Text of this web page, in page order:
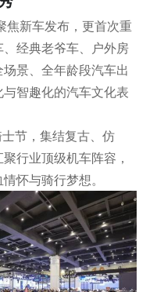
焦新车发布，更首次重
经典老爷车、户外房
景、全年龄段汽车出
智趣化的汽车文化表
节，集结复古、仿
行业顶级机车阵容，
怀与骑行梦想。